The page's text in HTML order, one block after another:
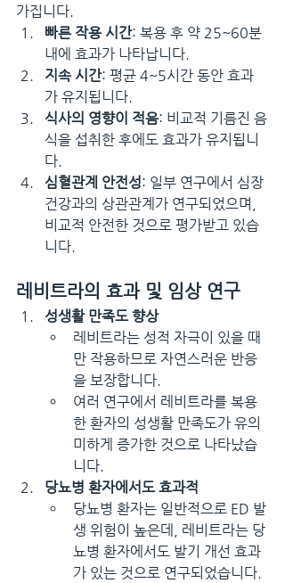
가집니다.
빠른 작용 시간: 복용 후 약 25~60분
내에 효과가 나타납니다.
지속 시간: 평균 4~5시간 동안 효과
가 유지됩니다.
식사의 영향이 적음: 비교적 기름진 음
식을 섭취한 후에도 효과가 유지됩니
다.
심혈관계 안전성: 일부 연구에서 심장
건강과의 상관관계가 연구되었으며,
비교적 안전한 것으로 평가받고 있습
니다.
레비트라의 효과 및 임상 연구
성생활 만족도 향상
레비트라는 성적 자극이 있을 때
만 작용하므로 자연스러운 반응
을 보장합니다.
여러 연구에서 레비트라를 복용
한 환자의 성생활 만족도가 유의
미하게 증가한 것으로 나타났습
니다.
당뇨병 환자에서도 효과적
당뇨병 환자는 일반적으로 ED 발
생 위험이 높은데, 레비트라는 당
뇨병 환자에서도 발기 개선 효과
가 있는 것으로 연구되었습니다.